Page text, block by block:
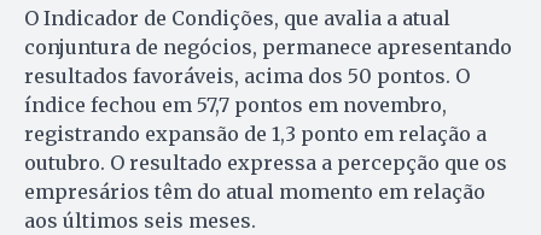
O Indicador de Condições, que avalia a atual
conjuntura de negócios, permanece apresentando
resultados favoráveis, acima dos 50 pontos. O
índice fechou em 57,7 pontos em novembro,
registrando expansão de 1,3 ponto em relação a
outubro. O resultado expressa a percepção que os
empresários têm do atual momento em relação
aos últimos seis meses.